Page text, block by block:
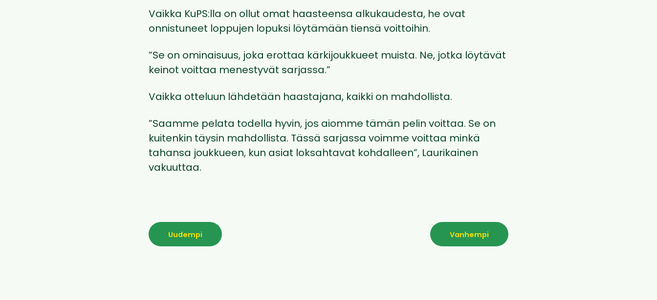
Vaikka KuPS:lla on ollut omat haasteensa alkukaudesta, he ovat
onnistuneet loppujen lopuksi löytämään tiensä voittoihin.
”Se on ominaisuus, joka erottaa kärkijoukkueet muista. Ne, jotka löytävät
keinot voittaa menestyvät sarjassa.”
Vaikka otteluun lähdetään haastajana, kaikki on mahdollista.
”Saamme pelata todella hyvin, jos aiomme tämän pelin voittaa. Se on
kuitenkin täysin mahdollista. Tässä sarjassa voimme voittaa minkä
tahansa joukkueen, kun asiat loksahtavat kohdalleen”, Laurikainen
vakuuttaa.
Vanhempi
Uudempi